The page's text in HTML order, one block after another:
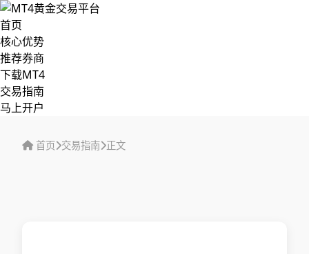
首页
核心优势
推荐券商
下载MT4
交易指南
马上开户
首页 交易指南 正文